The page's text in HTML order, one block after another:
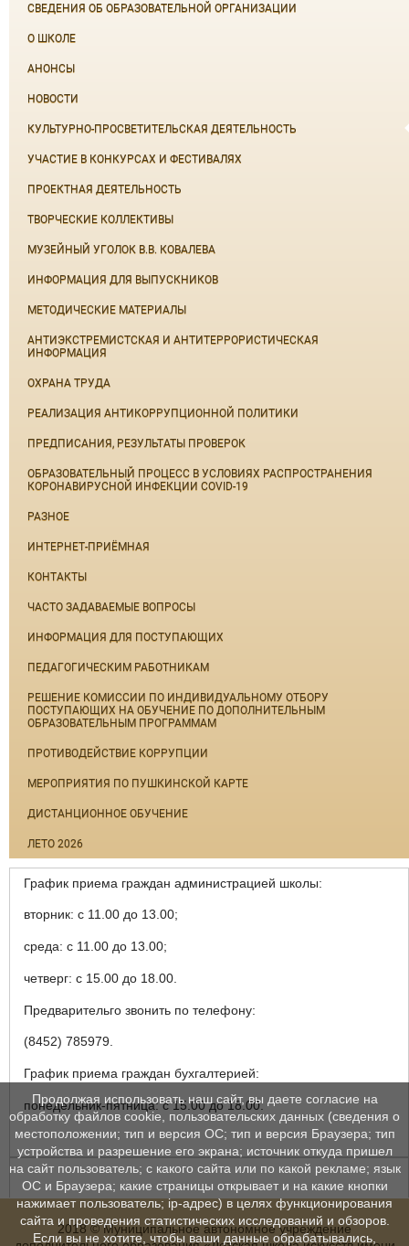
СВЕДЕНИЯ ОБ ОБРАЗОВАТЕЛЬНОЙ ОРГАНИЗАЦИИ
О ШКОЛЕ
АНОНСЫ
НОВОСТИ
КУЛЬТУРНО-ПРОСВЕТИТЕЛЬСКАЯ ДЕЯТЕЛЬНОСТЬ
УЧАСТИЕ В КОНКУРСАХ И ФЕСТИВАЛЯХ
ПРОЕКТНАЯ ДЕЯТЕЛЬНОСТЬ
ТВОРЧЕСКИЕ КОЛЛЕКТИВЫ
МУЗЕЙНЫЙ УГОЛОК В.В. КОВАЛЕВА
ИНФОРМАЦИЯ ДЛЯ ВЫПУСКНИКОВ
МЕТОДИЧЕСКИЕ МАТЕРИАЛЫ
АНТИЭКСТРЕМИСТСКАЯ И АНТИТЕРРОРИСТИЧЕСКАЯ
ИНФОРМАЦИЯ
ОХРАНА ТРУДА
РЕАЛИЗАЦИЯ АНТИКОРРУПЦИОННОЙ ПОЛИТИКИ
ПРЕДПИСАНИЯ, РЕЗУЛЬТАТЫ ПРОВЕРОК
ОБРАЗОВАТЕЛЬНЫЙ ПРОЦЕСС В УСЛОВИЯХ РАСПРОСТРАНЕНИЯ
КОРОНАВИРУСНОЙ ИНФЕКЦИИ COVID-19
РАЗНОЕ
ИНТЕРНЕТ-ПРИЁМНАЯ
КОНТАКТЫ
ЧАСТО ЗАДАВАЕМЫЕ ВОПРОСЫ
ИНФОРМАЦИЯ ДЛЯ ПОСТУПАЮЩИХ
ПЕДАГОГИЧЕСКИМ РАБОТНИКАМ
РЕШЕНИЕ КОМИССИИ ПО ИНДИВИДУАЛЬНОМУ ОТБОРУ
ПОСТУПАЮЩИХ НА ОБУЧЕНИЕ ПО ДОПОЛНИТЕЛЬНЫМ
ОБРАЗОВАТЕЛЬНЫМ ПРОГРАММАМ
ПРОТИВОДЕЙСТВИЕ КОРРУПЦИИ
МЕРОПРИЯТИЯ ПО ПУШКИНСКОЙ КАРТЕ
ДИСТАНЦИОННОЕ ОБУЧЕНИЕ
ЛЕТО 2026
График приема граждан администрацией школы:
вторник: с 11.00 до 13.00;
среда: с 11.00 до 13.00;
четверг: с 15.00 до 18.00.
Предварительго звонить по телефону:
(8452) 785979.
График приема граждан бухгалтерией:
понедельник-пятница: с 15.00 до 18.00.
2018 © Муниципальное автономное учреждение
Продолжая использовать наш сайт, вы даете согласие на
обработку файлов cookie, пользовательских данных (сведения о
местоположении; тип и версия ОС; тип и версия Браузера; тип
устройства и разрешение его экрана; источник откуда пришел
на сайт пользователь; с какого сайта или по какой рекламе; язык
ОС и Браузера; какие страницы открывает и на какие кнопки
нажимает пользователь; ip-адрес) в целях функционирования
сайта и проведения статистических исследований и обзоров.
Если вы не хотите, чтобы ваши данные обрабатывались,